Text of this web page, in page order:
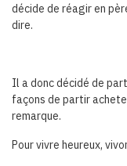
décide de réagir en
dire.
Il a donc décidé de
façons de partir
remarque.
Pour vivre heureux,